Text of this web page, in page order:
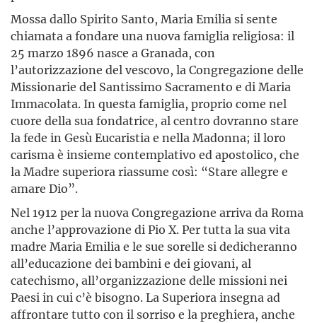
Mossa dallo Spirito Santo, Maria Emilia si sente
chiamata a fondare una nuova famiglia religiosa: il
25 marzo 1896 nasce a Granada, con
l’autorizzazione del vescovo, la Congregazione delle
Missionarie del Santissimo Sacramento e di Maria
Immacolata. In questa famiglia, proprio come nel
cuore della sua fondatrice, al centro dovranno stare
la fede in Gesù Eucaristia e nella Madonna; il loro
carisma è insieme contemplativo ed apostolico, che
la Madre superiora riassume così: “Stare allegre e
amare Dio”.
Nel 1912 per la nuova Congregazione arriva da Roma
anche l’approvazione di Pio X. Per tutta la sua vita
madre Maria Emilia e le sue sorelle si dedicheranno
all’educazione dei bambini e dei giovani, al
catechismo, all’organizzazione delle missioni nei
Paesi in cui c’è bisogno. La Superiora insegna ad
affrontare tutto con il sorriso e la preghiera, anche